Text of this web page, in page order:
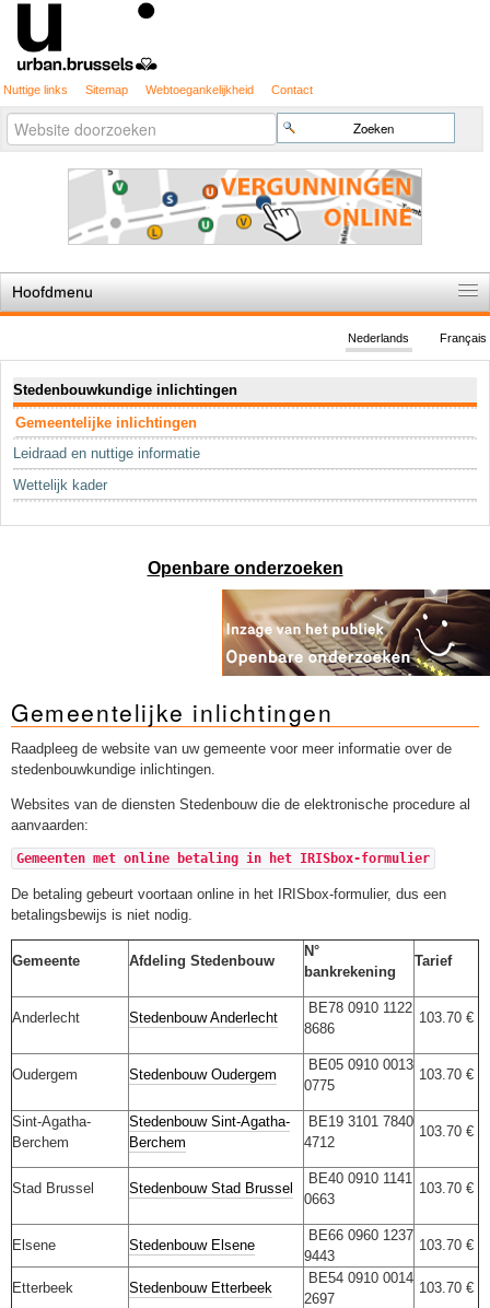
Nuttige links Sitemap Webtoegankelijkheid Contact
Zoek
Geavanceerd
zoeken...
Hoofdmenu
De spelregels
Stedenbouwkundige vergunning
Cartografie
Studies en publicaties
Sleutelwoorden
Stedenbouwkundige inlichtingen
Français
Nederlands
Stedenbouwkundige inlichtingen
Gemeentelijke inlichtingen
Leidraad en nuttige informatie
Wettelijk kader
Openbare onderzoeken
Gemeentelijke inlichtingen
Raadpleeg de website van uw gemeente voor meer informatie over de
stedenbouwkundige inlichtingen.
Websites van de diensten Stedenbouw die de elektronische procedure al
aanvaarden:
Gemeenten met online betaling in het IRISbox-formulier
De betaling gebeurt voortaan online in het IRISbox-formulier, dus een
betalingsbewijs is niet nodig.
Gemeente Afdeling Stedenbouw
N°
bankrekening
Tarief
Anderlecht Stedenbouw Anderlecht
BE78 0910 1122
8686
103.70 €
Oudergem Stedenbouw Oudergem
BE05 0910 0013
0775
103.70 €
Sint-Agatha-
Berchem
Stedenbouw Sint-Agatha-
Berchem
BE19 3101 7840
4712
103.70 €
Stad Brussel Stedenbouw Stad Brussel
BE40 0910 1141
0663
103.70 €
Elsene Stedenbouw Elsene
BE66 0960 1237
9443
103.70 €
Etterbeek Stedenbouw Etterbeek
BE54 0910 0014
2697
103.70 €